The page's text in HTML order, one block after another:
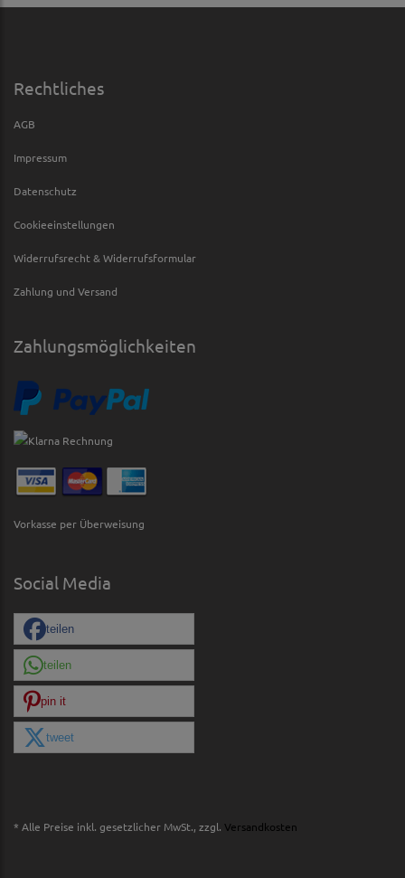
Rechtliches
AGB
Impressum
Datenschutz
Cookieeinstellungen
Widerrufsrecht & Widerrufsformular
Zahlung und Versand
Zahlungsmöglichkeiten
Vorkasse per Überweisung
Social Media
teilen
teilen
pin it
tweet
* Alle Preise inkl. gesetzlicher MwSt., zzgl. Versandkosten